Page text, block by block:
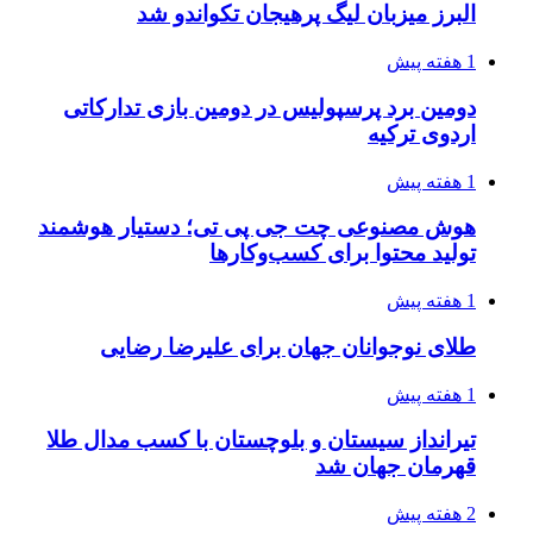
البرز میزبان لیگ پرهیجان تکواندو شد
1 هفته پیش
دومین برد پرسپولیس در دومین بازی تدارکاتی
اردوی ترکیه
1 هفته پیش
هوش مصنوعی چت جی پی تی؛ دستیار هوشمند
تولید محتوا برای کسب‌وکارها
1 هفته پیش
طلای نوجوانان جهان برای علیرضا رضایی
1 هفته پیش
تیرانداز سیستان و بلوچستان با کسب مدال طلا
قهرمان جهان شد
2 هفته پیش